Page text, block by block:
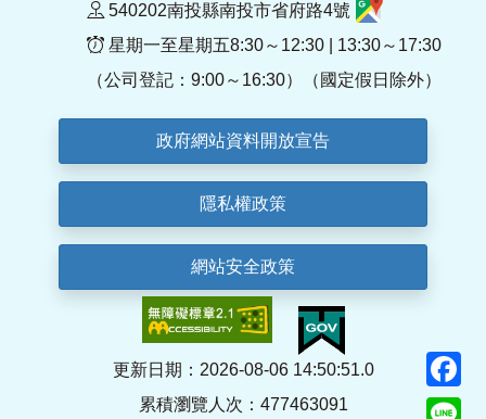
540202南投縣南投市省府路4號
星期一至星期五8:30～12:30 | 13:30～17:30
（公司登記：9:00～16:30）（國定假日除外）
政府網站資料開放宣告
隱私權政策
網站安全政策
更新日期：2026-08-06 14:50:51.0
累積瀏覽人次：477463091